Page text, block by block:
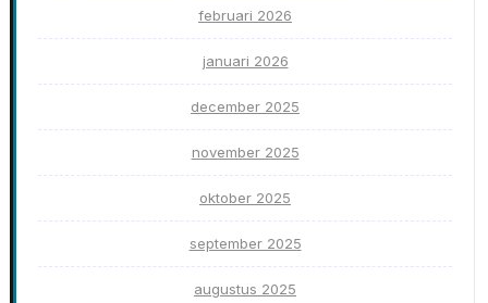
februari 2026
januari 2026
december 2025
november 2025
oktober 2025
september 2025
augustus 2025